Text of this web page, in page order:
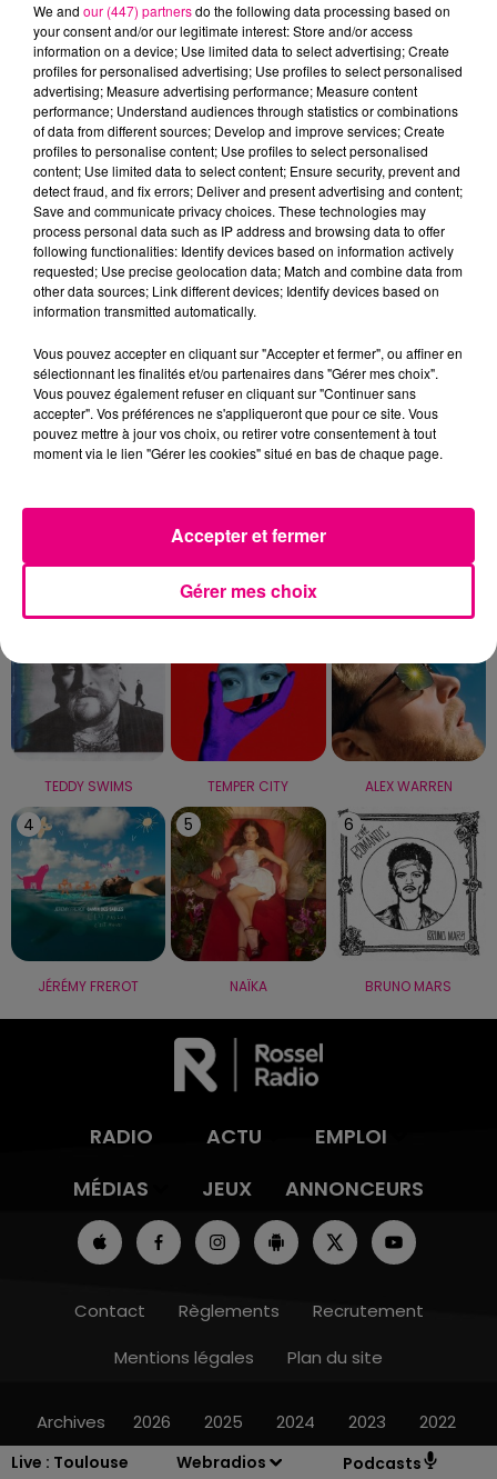
Live : Toulouse
Webradios Podcasts
Cancer Lion Vierge
Balance Scorpion Sagittaire
LE TOP
1
TEDDY SWIMS
2
TEMPER CITY
3
ALEX WARREN
4
JÉRÉMY FREROT
5
NAÏKA
6
BRUNO MARS
RADIO ACTU
EMPLOI
MÉDIAS
JEUX ANNONCEURS
Contact Règlements
Recrutement
Mentions légales
Plan du site
Archives 2026 2025 2024 2023 2022
We and our (447) partnersdo the following data processing based on
your consent and/or our legitimate interest: Store and/or access
information on a device; Use limited data to select advertising; Create
profiles for personalised advertising; Use profiles to select personalised
advertising; Measure advertising performance; Measure content
performance; Understand audiences through statistics or combinations
of data from different sources; Develop and improve services; Create
profiles to personalise content; Use profiles to select personalised
content; Use limited data to select content; Ensure security, prevent and
detect fraud, and fix errors; Deliver and present advertising and content;
Save and communicate privacy choices. These technologies may
process personal data such as IP address and browsing data to offer
following functionalities: Identify devices based on information actively
requested; Use precise geolocation data; Match and combine data from
other data sources; Link different devices; Identify devices based on
information transmitted automatically.
Vous pouvez accepter en cliquant sur "Accepter et fermer", ou affiner en
sélectionnant les finalités et/ou partenaires dans "Gérer mes choix".
Vous pouvez également refuser en cliquant sur "Continuer sans
accepter". Vos préférences ne s'appliqueront que pour ce site. Vous
pouvez mettre à jour vos choix, ou retirer votre consentement à tout
moment via le lien "Gérer les cookies" situé en bas de chaque page.
Gérer mes choix
Accepter et fermer